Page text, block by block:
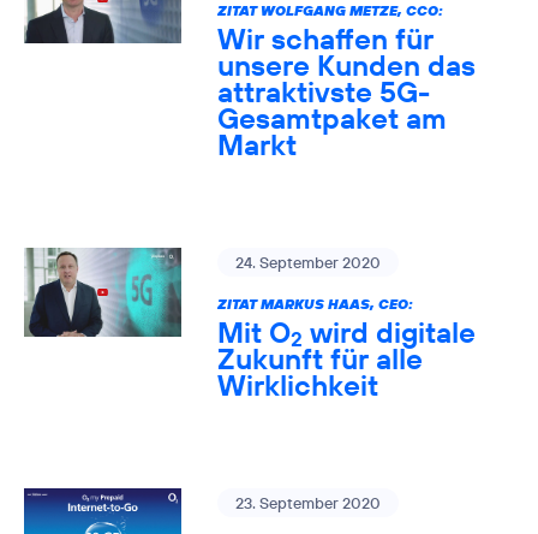
ZITAT WOLFGANG METZE, CCO:
Wir schaffen für
unsere Kunden das
attraktivste 5G-
Gesamtpaket am
Markt
24. September 2020
ZITAT MARKUS HAAS, CEO:
Mit O2 wird digitale
Zukunft für alle
Wirklichkeit
23. September 2020